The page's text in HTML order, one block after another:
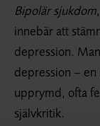
Bipolär sjukdom
innebär att
depression.
depression –
upprymd, ofta
självkritik.